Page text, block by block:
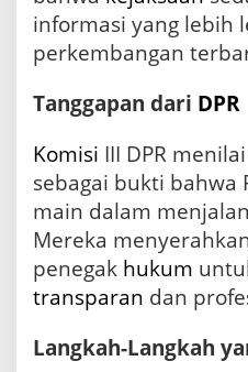
informasi yang lebih
perkembangan
Tanggapan dari DPR
Komisi III DPR
sebagai bukti bahwa
main dalam
Mereka
penegak hukum
transparan dan
Langkah-Langkah